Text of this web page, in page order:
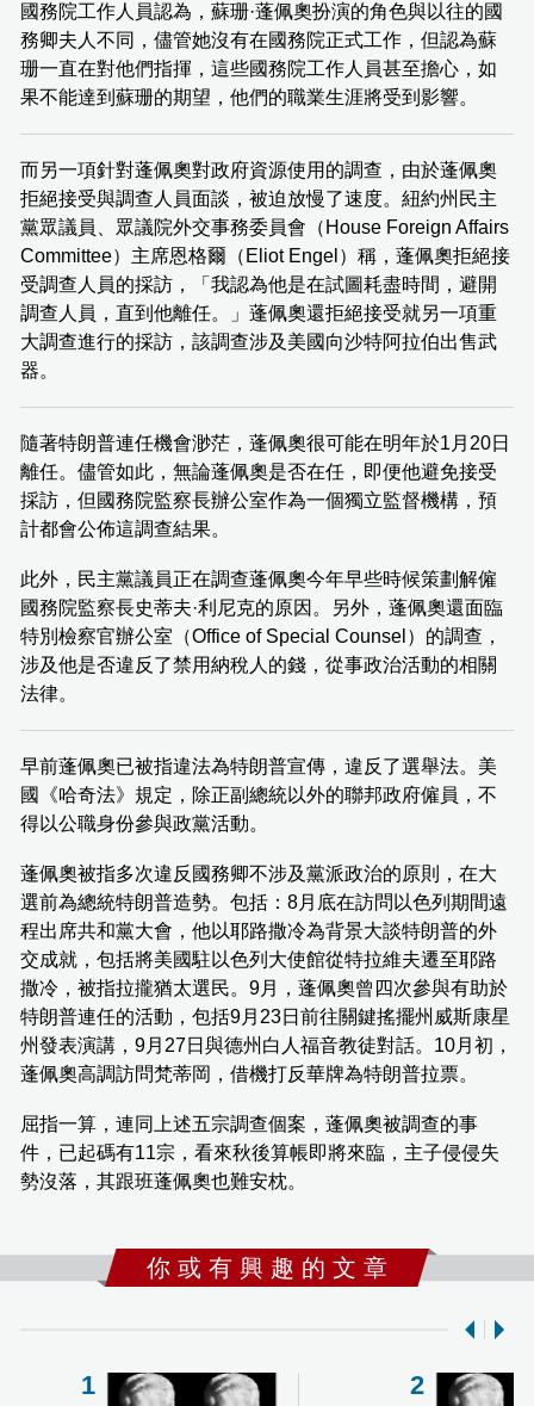
國務院工作人員認為，蘇珊·蓬佩奧扮演的角色與以往的國
務卿夫人不同，儘管她沒有在國務院正式工作，但認為蘇
珊一直在對他們指揮，這些國務院工作人員甚至擔心，如
果不能達到蘇珊的期望，他們的職業生涯將受到影響。
而另一項針對蓬佩奧對政府資源使用的調查，由於蓬佩奧
拒絕接受與調查人員面談，被迫放慢了速度。紐約州民主
黨眾議員、眾議院外交事務委員會（House Foreign Affairs
Committee）主席恩格爾（Eliot Engel）稱，蓬佩奧拒絕接
受調查人員的採訪，「我認為他是在試圖耗盡時間，避開
調查人員，直到他離任。」蓬佩奧還拒絕接受就另一項重
大調查進行的採訪，該調查涉及美國向沙特阿拉伯出售武
器。
隨著特朗普連任機會渺茫，蓬佩奧很可能在明年於1月20日
離任。儘管如此，無論蓬佩奧是否在任，即便他避免接受
採訪，但國務院監察長辦公室作為一個獨立監督機構，預
計都會公佈這調查結果。
此外，民主黨議員正在調查蓬佩奧今年早些時候策劃解僱
國務院監察長史蒂夫·利尼克的原因。另外，蓬佩奧還面臨
特別檢察官辦公室（Office of Special Counsel）的調查，
涉及他是否違反了禁用納稅人的錢，從事政治活動的相關
法律。
早前蓬佩奧已被指違法為特朗普宣傳，違反了選舉法。美
國《哈奇法》規定，除正副總統以外的聯邦政府僱員，不
得以公職身份參與政黨活動。
蓬佩奧被指多次違反國務卿不涉及黨派政治的原則，在大
選前為總統特朗普造勢。包括：8月底在訪問以色列期間遠
程出席共和黨大會，他以耶路撒冷為背景大談特朗普的外
交成就，包括將美國駐以色列大使館從特拉維夫遷至耶路
撒冷，被指拉攏猶太選民。9月，蓬佩奧曾四次參與有助於
特朗普連任的活動，包括9月23日前往關鍵搖擺州威斯康星
州發表演講，9月27日與德州白人福音教徒對話。10月初，
蓬佩奧高調訪問梵蒂岡，借機打反華牌為特朗普拉票。
屈指一算，連同上述五宗調查個案，蓬佩奧被調查的事
件，已起碼有11宗，看來秋後算帳即將來臨，主子侵侵失
勢沒落，其跟班蓬佩奧也難安枕。
你 或 有 興 趣 的 文 章